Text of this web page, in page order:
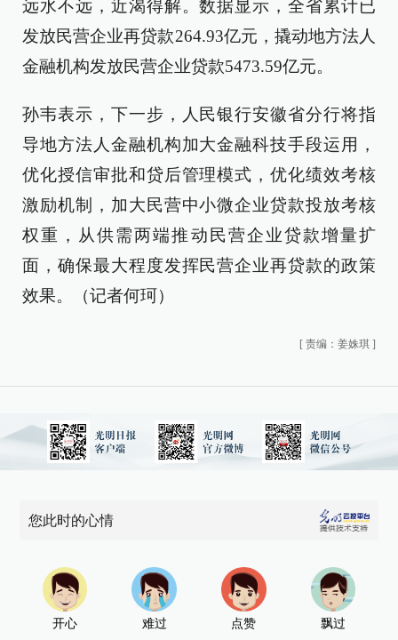
远水不远，近渴得解。数据显示，全省累计已
发放民营企业再贷款264.93亿元，撬动地方法人
金融机构发放民营企业贷款5473.59亿元。
孙韦表示，下一步，人民银行安徽省分行将指
导地方法人金融机构加大金融科技手段运用，
优化授信审批和贷后管理模式，优化绩效考核
激励机制，加大民营中小微企业贷款投放考核
权重，从供需两端推动民营企业贷款增量扩
面，确保最大程度发挥民营企业再贷款的政策
效果。（记者何珂）
[ 责编：姜姝琪 ]
您此时的心情
开心 难过 点赞 飘过